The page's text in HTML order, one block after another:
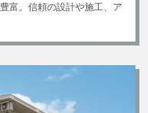
富。信頼の設計や施工、ア